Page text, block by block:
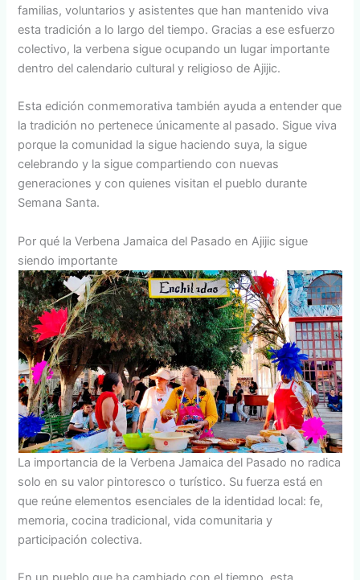
familias, voluntarios y asistentes que han mantenido viva
esta tradición a lo largo del tiempo. Gracias a ese esfuerzo
colectivo, la verbena sigue ocupando un lugar importante
dentro del calendario cultural y religioso de Ajijic.
Esta edición conmemorativa también ayuda a entender que
la tradición no pertenece únicamente al pasado. Sigue viva
porque la comunidad la sigue haciendo suya, la sigue
celebrando y la sigue compartiendo con nuevas
generaciones y con quienes visitan el pueblo durante
Semana Santa.
Por qué la Verbena Jamaica del Pasado en Ajijic sigue
siendo importante
La importancia de la Verbena Jamaica del Pasado no radica
solo en su valor pintoresco o turístico. Su fuerza está en
que reúne elementos esenciales de la identidad local: fe,
memoria, cocina tradicional, vida comunitaria y
participación colectiva.